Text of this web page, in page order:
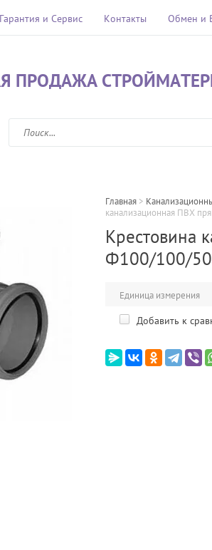
Гарантия и Сервис Контакты Обмен и
ПРОДАЖА
Главная >
канализационная ПВХ
Крестовина
Ф100/100/50
Единица измерения
Добавить к